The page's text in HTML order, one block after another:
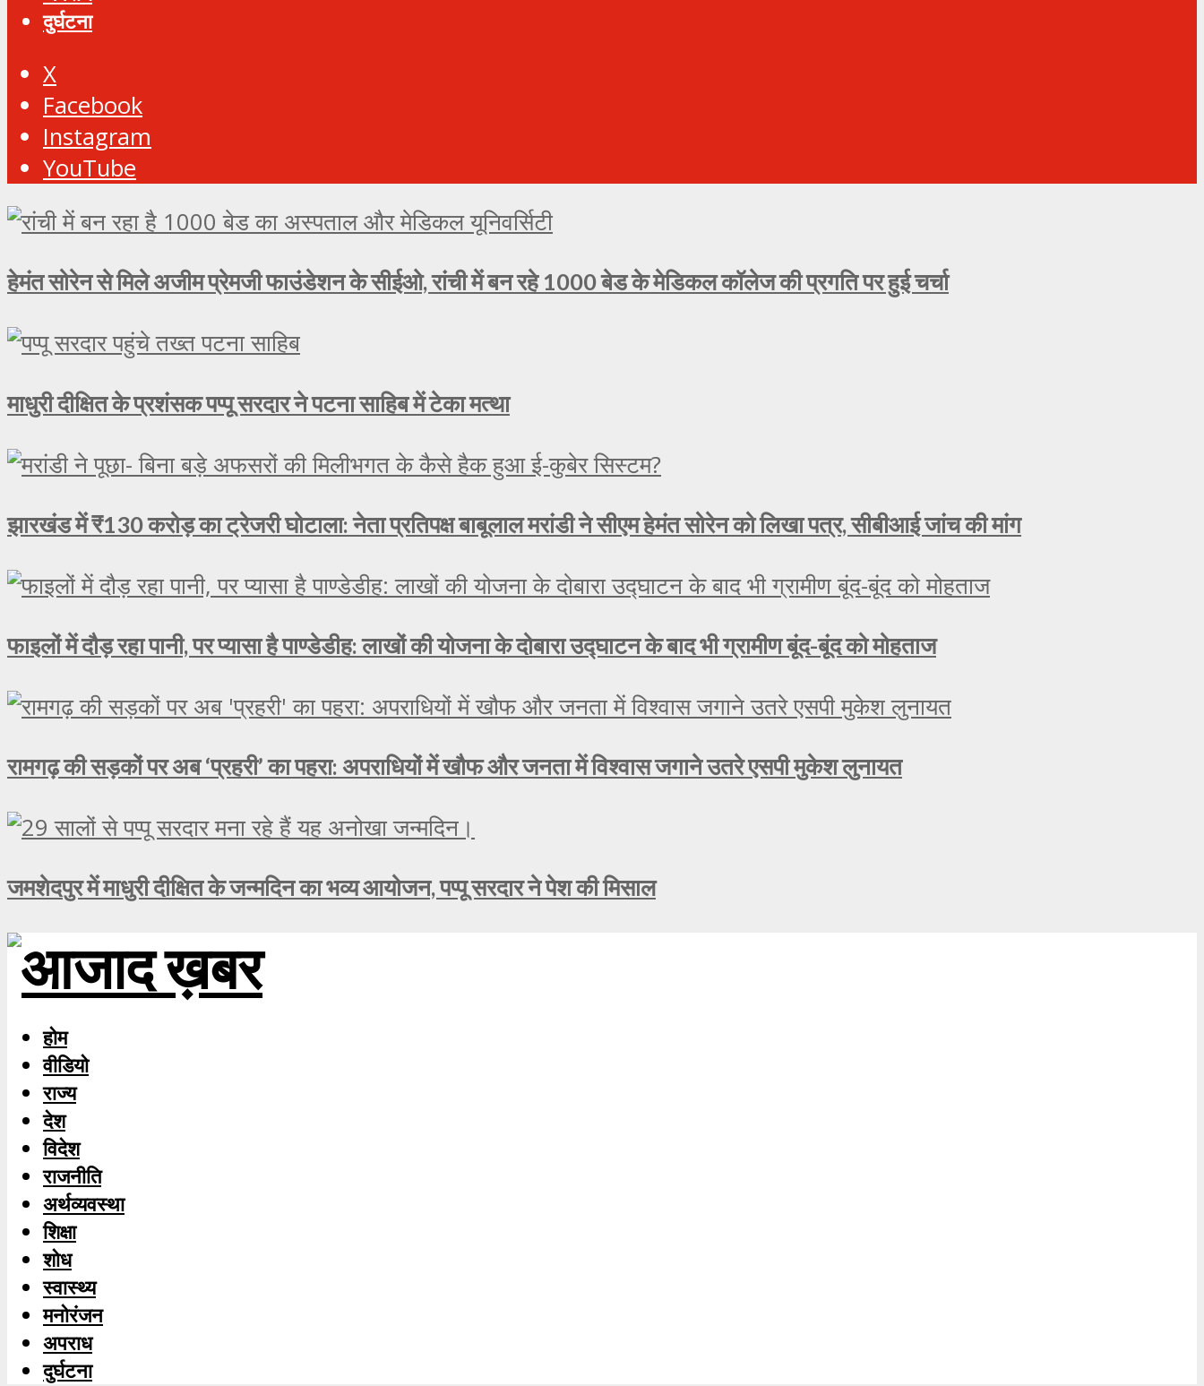
दुर्घटना
X
Facebook
Instagram
YouTube
हेमंत सोरेन से मिले अजीम प्रेमजी फाउंडेशन के सीईओ, रांची में बन रहे 1000 बेड के मेडिकल कॉलेज की प्रगति पर हुई चर्चा
माधुरी दीक्षित के प्रशंसक पप्पू सरदार ने पटना साहिब में टेका मत्था
झारखंड में ₹130 करोड़ का ट्रेजरी घोटाला: नेता प्रतिपक्ष बाबूलाल मरांडी ने सीएम हेमंत सोरेन को लिखा पत्र, सीबीआई जांच की मांग
फाइलों में दौड़ रहा पानी, पर प्यासा है पाण्डेडीह: लाखों की योजना के दोबारा उद्घाटन के बाद भी ग्रामीण बूंद-बूंद को मोहताज
रामगढ़ की सड़कों पर अब ‘प्रहरी’ का पहरा: अपराधियों में खौफ और जनता में विश्वास जगाने उतरे एसपी मुकेश लुनायत
जमशेदपुर में माधुरी दीक्षित के जन्मदिन का भव्य आयोजन, पप्पू सरदार ने पेश की मिसाल
होम
वीडियो
राज्य
देश
विदेश
राजनीति
अर्थव्यवस्था
शिक्षा
शोध
स्‍वास्‍थ्‍य
मनोरंजन
अपराध
दुर्घटना